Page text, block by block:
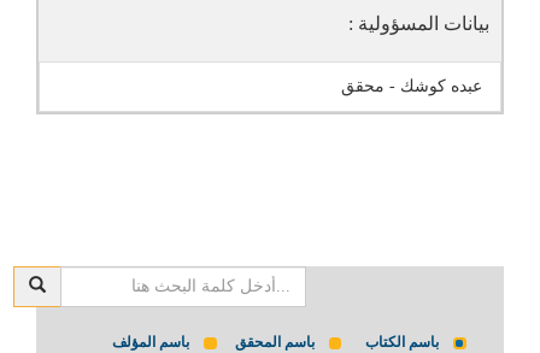
بيانات المسؤولية :
عبده كوشك - محقق
باسم الكتاب باسم المحقق
باسم المؤلف